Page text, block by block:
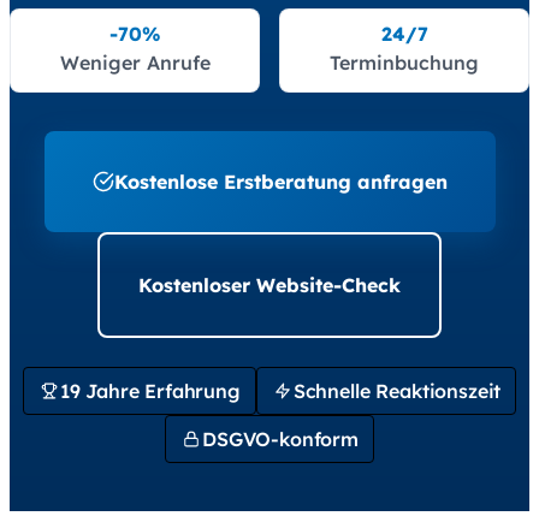
-70%
Weniger Anrufe
24/7
Terminbuchung
Kostenlose Erstberatung anfragen
Kostenloser Website-Check
19 Jahre Erfahrung
Schnelle Reaktionszeit
DSGVO-konform